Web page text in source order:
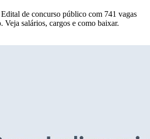
de concurso público com 741 vagas
Veja salários, cargos e como baixar.